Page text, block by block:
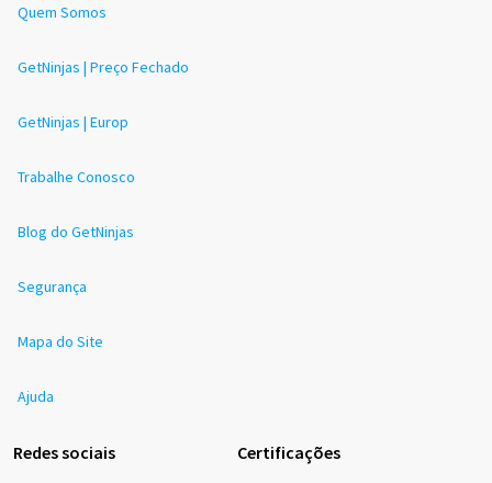
Quem Somos
GetNinjas | Preço Fechado
GetNinjas | Europ
Trabalhe Conosco
Blog do GetNinjas
Segurança
Mapa do Site
Ajuda
Redes sociais Certificações